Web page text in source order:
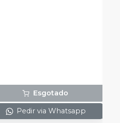
Esgotado
Pedir via Whatsapp